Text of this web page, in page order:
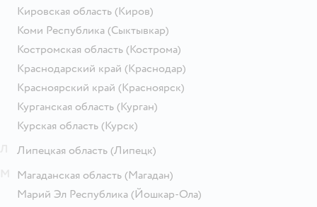
Кировская область (Киров)
Коми Республика (Сыктывкар)
Костромская область (Кострома)
Краснодарский край (Краснодар)
Красноярский край (Красноярск)
Курганская область (Курган)
Курская область (Курск)
Липецкая область (Липецк)
Магаданская область (Магадан)
Марий Эл Республика (Йошкар-Ола)